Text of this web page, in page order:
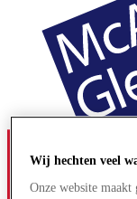
Wij hechten veel
Onze website